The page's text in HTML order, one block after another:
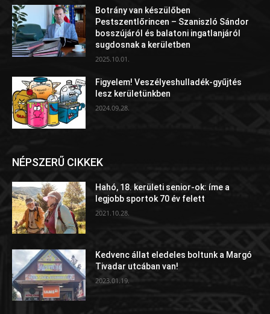
Botrány van készülőben
Pestszentlőrincen – Szaniszló Sándor
bosszújáról és balatoni ingatlanjáról
sugdosnak a kerületben
2025.10.01.
Figyelem! Veszélyeshulladék-gyűjtés
lesz kerületünkben
2024.09.28.
NÉPSZERŰ CIKKEK
Hahó, 18. kerületi senior-ok: íme a
legjobb sportok 70 év felett
2021.10.28.
Kedvenc állat eledeles boltunk a Margó
Tivadar utcában van!
2023.01.19.